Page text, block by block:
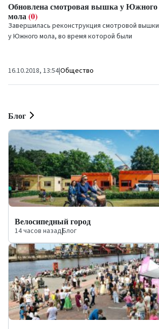
Обновлена смотровая вышка у Южного
мола(0)
Завершилась реконструкция смотровой вышки
у Южного мола, во время которой были
16.10.2018, 13:54|Общество
Блог
Велосипедный город
14 часов назад|Блог